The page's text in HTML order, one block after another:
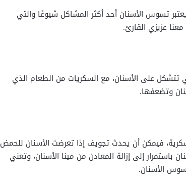
تسوس الأسنان أحد أكثر المشاكل شيوعًا والتي
عزيزي القارئ.
تتشكل على الأسنان، مع السكريات من الطعام الذي
وتضعفها.
فيمكن أن يحدث تجويف إذا تعرضت الأسنان للحمض
إلى إزالة المعادن من مينا الأسنان، وتعني
الأسنان.